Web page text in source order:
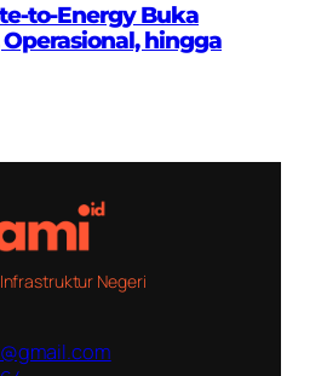
to-Energy Buka
Operasional, hingga
Negeri